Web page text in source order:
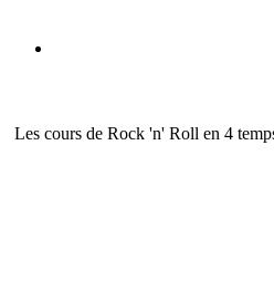
Les cours de Rock 'n' Roll en 4